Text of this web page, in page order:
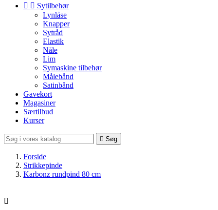
  Sytilbehør
Lynlåse
Knapper
Sytråd
Elastik
Nåle
Lim
Symaskine tilbehør
Målebånd
Satinbånd
Gavekort
Magasiner
Særtilbud
Kurser
 Søg
Forside
Strikkepinde
Karbonz rundpind 80 cm
